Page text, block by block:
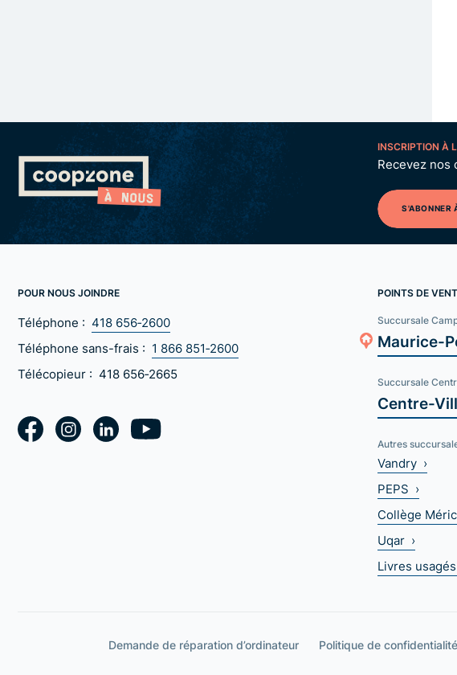
INSCRIPTION À
Recevez nos
S'ABONNER
POUR NOUS JOINDRE
Téléphone : 418 656‑2600
Téléphone sans-frais : 1 866 851‑2600
Télécopieur : 418 656‑2665
POINTS DE
Succursale
Maurice-
Succursale
Centre-
Autres
Vandry ›
PEPS ›
Collège
Uqar ›
Livres
Demande de réparation d’ordinateur Politique de confidentialité